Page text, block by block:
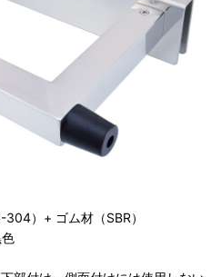
）+ ゴム材（SBR）